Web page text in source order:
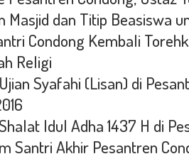
Masjid dan Titip Beasiswa
Condong Kembali
Religi
Syafahi (Lisan) di
Idul Adha 1437 H di
Santri Akhir Pesantren